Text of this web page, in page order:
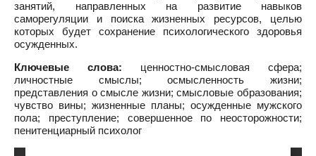
занятий, направленных на развитие навыков
саморегуляции и поиска жизненных ресурсов, целью
которых будет сохранение психологического здоровья
осужденных.
Ключевые слова: ценностно-смысловая сфера;
личностные смыслы; осмысленность жизни;
представления о смысле жизни; смысловые образования;
чувство вины; жизненные планы; осужденные мужского
пола; преступление; совершенное по неосторожности;
пенитенциарный психолог